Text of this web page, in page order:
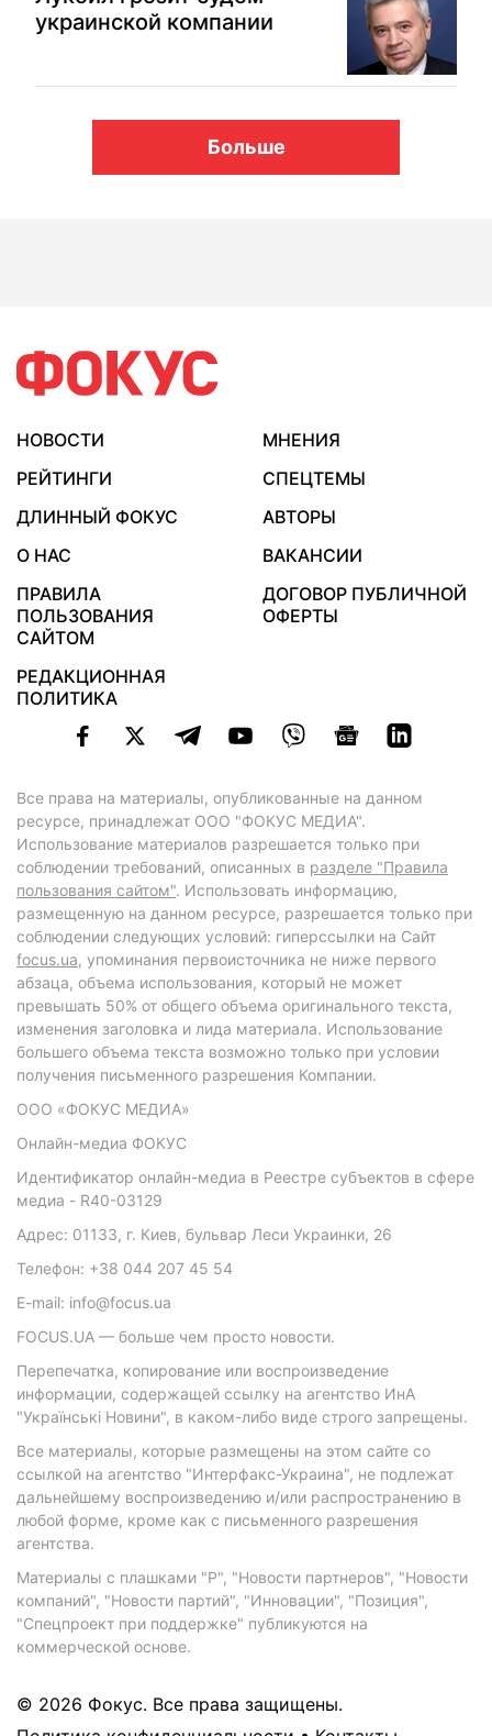
украинской компании
Больше
НОВОСТИ
МНЕНИЯ
РЕЙТИНГИ
СПЕЦТЕМЫ
ДЛИННЫЙ ФОКУС
АВТОРЫ
О НАС
ВАКАНСИИ
ПРАВИЛА
ПОЛЬЗОВАНИЯ
САЙТОМ
ДОГОВОР ПУБЛИЧНОЙ
ОФЕРТЫ
РЕДАКЦИОННАЯ
ПОЛИТИКА
Все права на материалы, опубликованные на данном
ресурсе, принадлежат ООО "ФОКУС МЕДИА".
Использование материалов разрешается только при
соблюдении требований, описанных в разделе "Правила
пользования сайтом". Использовать информацию,
размещенную на данном ресурсе, разрешается только при
соблюдении следующих условий: гиперссылки на Сайт
focus.ua, упоминания первоисточника не ниже первого
абзаца, объема использования, который не может
превышать 50% от общего объема оригинального текста,
изменения заголовка и лида материала. Использование
большего объема текста возможно только при условии
получения письменного разрешения Компании.
ООО «ФОКУС МЕДИА»
Онлайн-медиа ФОКУС
Идентификатор онлайн-медиа в Реестре субъектов в сфере
медиа - R40-03129
Адрес: 01133, г. Киев, бульвар Леси Украинки, 26
Телефон: +38 044 207 45 54
E-mail: info@focus.ua
FOCUS.UA — больше чем просто новости.
Перепечатка, копирование или воспроизведение
информации, содержащей ссылку на агентство ИнА
"Українські Новини", в каком-либо виде строго запрещены.
Все материалы, которые размещены на этом сайте со
ссылкой на агентство "Интерфакс-Украина", не подлежат
дальнейшему воспроизведению и/или распространению в
любой форме, кроме как с письменного разрешения
агентства.
Материалы с плашками "Р", "Новости партнеров", "Новости
компаний", "Новости партий", "Инновации", "Позиция",
"Спецпроект при поддержке" публикуются на
коммерческой основе.
© 2026 Фокус. Все права защищены.